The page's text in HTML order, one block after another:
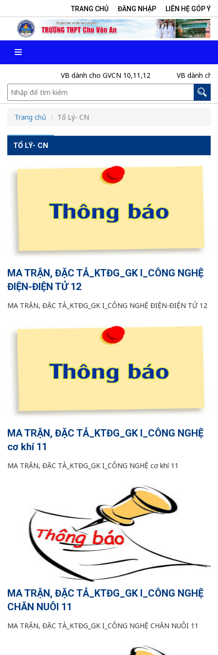
TRANG CHỦ ĐĂNG NHẬP LIÊN HỆ GÓP Ý
VB dành cho GVCN 10,11,12 VB dành cho
Trang chủ Tổ Lý- CN
TỔ LÝ- CN
MA TRẬN, ĐẶC TẢ_KTĐG_GK I_CÔNG NGHỆ
ĐIỆN-ĐIỆN TỬ 12
MA TRẬN, ĐẶC TẢ_KTĐG_GK I_CÔNG NGHỆ ĐIỆN-ĐIỆN TỬ 12
MA TRẬN, ĐẶC TẢ_KTĐG_GK I_CÔNG NGHỆ
cơ khí 11
MA TRẬN, ĐẶC TẢ_KTĐG_GK I_CÔNG NGHỆ cơ khí 11
MA TRẬN, ĐẶC TẢ_KTĐG_GK I_CÔNG NGHỆ
CHĂN NUÔI 11
MA TRẬN, ĐẶC TẢ_KTĐG_GK I_CÔNG NGHỆ CHĂN NUÔI 11